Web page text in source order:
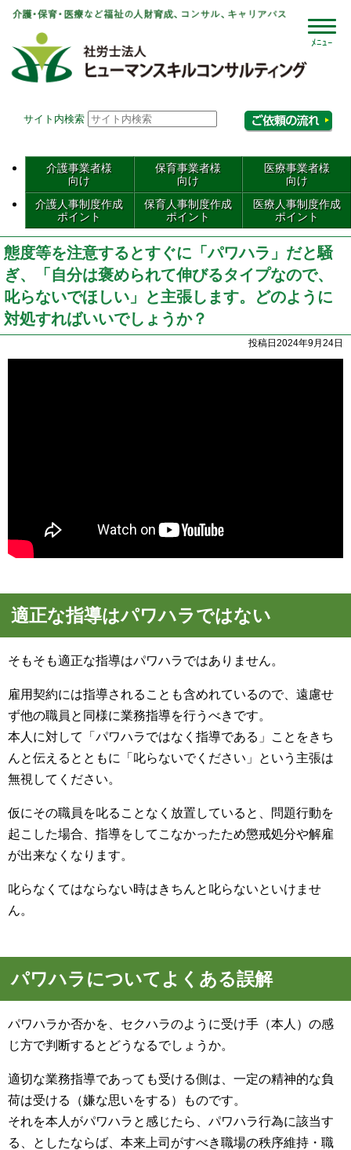
サイト内検索
介護事業者様
向け
保育事業者様
向け
医療事業者様
向け
介護人事制度作成
ポイント
保育人事制度作成
ポイント
医療人事制度作成
ポイント
態度等を注意するとすぐに「パワハラ」だと騒
ぎ、「自分は褒められて伸びるタイプなので、
叱らないでほしい」と主張します。どのように
対処すればいいでしょうか？
投稿日2024年9月24日
適正な指導はパワハラではない
そもそも適正な指導はパワハラではありません。
雇用契約には指導されることも含めれているので、遠慮せ
ず他の職員と同様に業務指導を行うべきです。
本人に対して「パワハラではなく指導である」ことをきち
んと伝えるとともに「叱らないでください」という主張は
無視してください。
仮にその職員を叱ることなく放置していると、問題行動を
起こした場合、指導をしてこなかったため懲戒処分や解雇
が出来なくなります。
叱らなくてはならない時はきちんと叱らないといけませ
ん。
パワハラについてよくある誤解
パワハラか否かを、セクハラのように受け手（本人）の感
じ方で判断するとどうなるでしょうか。
適切な業務指導であっても受ける側は、一定の精神的な負
荷は受ける（嫌な思いをする）ものです。
それを本人がパワハラと感じたら、パワハラ行為に該当す
る、としたならば、本来上司がすべき職場の秩序維持・職